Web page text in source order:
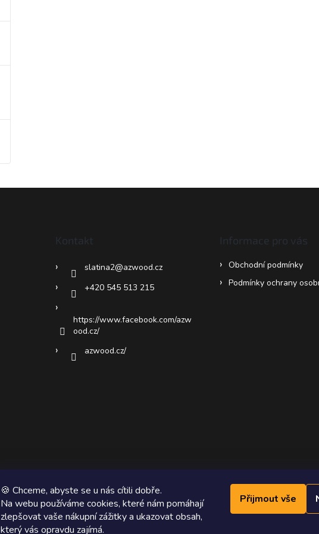
🍪 Chceme, abyste se u nás cítili dobře.
Na webu používáme cookies, které nám pomáhají
zlepšovat vaše nákupní zážitky a ukazovat obsah,
který vás opravdu zajímá.
Přijmout vše
Kontakt
slatina2@azwood.cz
+420 545 513 215
https://www.facebook.com/azw
ood.cz/
azwood.cz/
Informace pro vás
Obchodní podmínky
Podmínky ochrany